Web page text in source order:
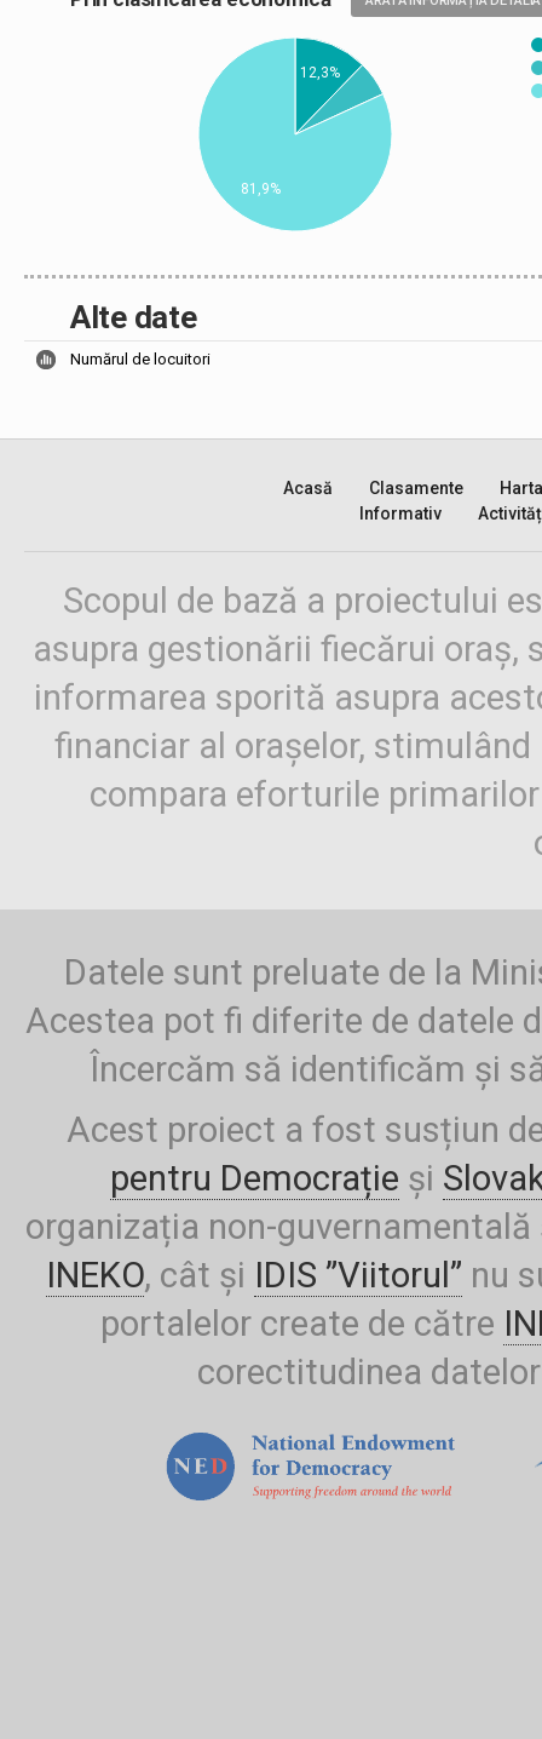
12,3%
81,9%
Alte date
Numărul de locuitori
Acasă Clasamente
Harta
Informativ
Scopul de bază a proiectului
asupra gestionării fiecărui oraș,
informarea sporită asupra
financiar al orașelor,
compara eforturile
Datele sunt preluate de la
Acestea pot fi diferite de datele
Încercăm să identificăm și
Acest proiect a fost susțiun
pentru Democrație și
organizația non-
INEKO, cât și IDIS ”Viitorul” nu
portalelor create de către
corectitudinea